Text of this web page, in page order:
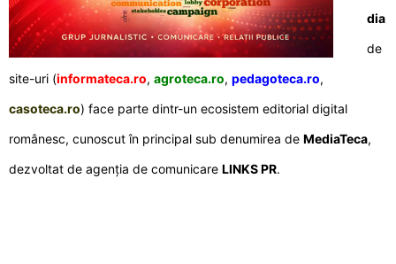
dia
de
site-uri (informateca.ro, agroteca.ro, pedagoteca.ro,
casoteca.ro) face parte dintr-un ecosistem editorial digital
românesc, cunoscut în principal sub denumirea de MediaTeca,
dezvoltat de agenția de comunicare LINKS PR.